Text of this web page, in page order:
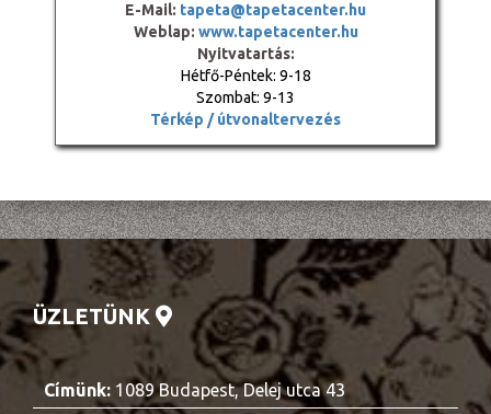
E-Mail: tapeta@tapetacenter.hu
Weblap: www.tapetacenter.hu
Nyitvatartás:
Hétfő-Péntek: 9-18
Szombat: 9-13
Térkép / útvonaltervezés
ÜZLETÜNK
Címünk: 1089 Budapest, Delej utca 43